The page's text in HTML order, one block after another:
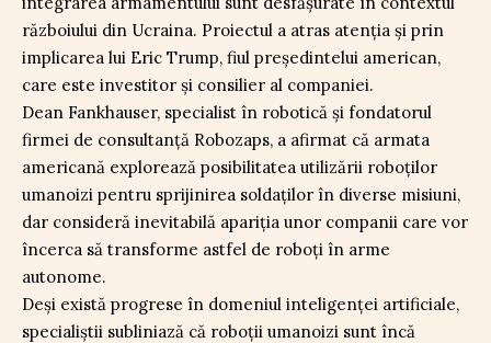
războiului din Ucraina. Proiectul a atras atenția și prin
implicarea lui Eric Trump, fiul președintelui american,
care este investitor și consilier al companiei.
Dean Fankhauser, specialist în robotică și fondatorul
firmei de consultanță Robozaps, a afirmat că armata
americană explorează posibilitatea utilizării roboților
umanoizi pentru sprijinirea soldaților în diverse misiuni,
dar consideră inevitabilă apariția unor companii care vor
încerca să transforme astfel de roboți în arme
autonome.
Deși există progrese în domeniul inteligenței artificiale,
specialiștii subliniază că roboții umanoizi sunt încă